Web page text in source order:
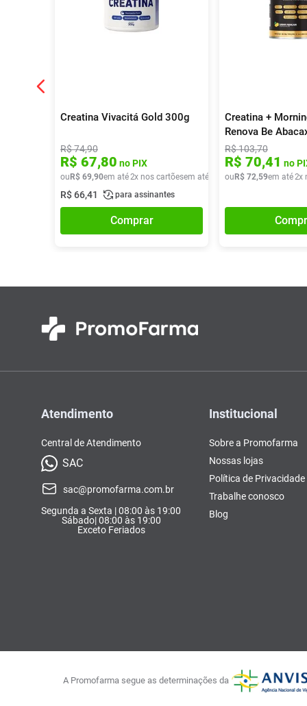
Creatina Vivacitá Gold 300g
R$74,90
R$ 67,80 no PIX
ou R$ 69,90em até2x nos cartõesem até x deR$ 34,95
R$66,41 para assinantes
Comprar
Creatina +
Renova Be
R$103,70
R$ 70,41 no
ou R$ 72,59em até2x
Atendimento
Central de Atendimento
SAC
sac@promofarma.com.br
Segunda a Sexta | 08:00 às 19:00
Sábado| 08:00 às 19:00
Exceto Feriados
Institucional
Sobre a Promofarma
Nossas lojas
Política de Privacidade
Trabalhe conosco
Blog
A Promofarma segue as determinações da